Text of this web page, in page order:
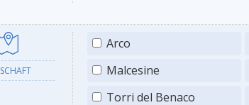
Arco
Malcesine
Torri del Benaco